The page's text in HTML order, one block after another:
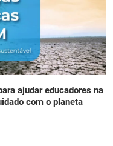
ajudar educadores na
com o planeta